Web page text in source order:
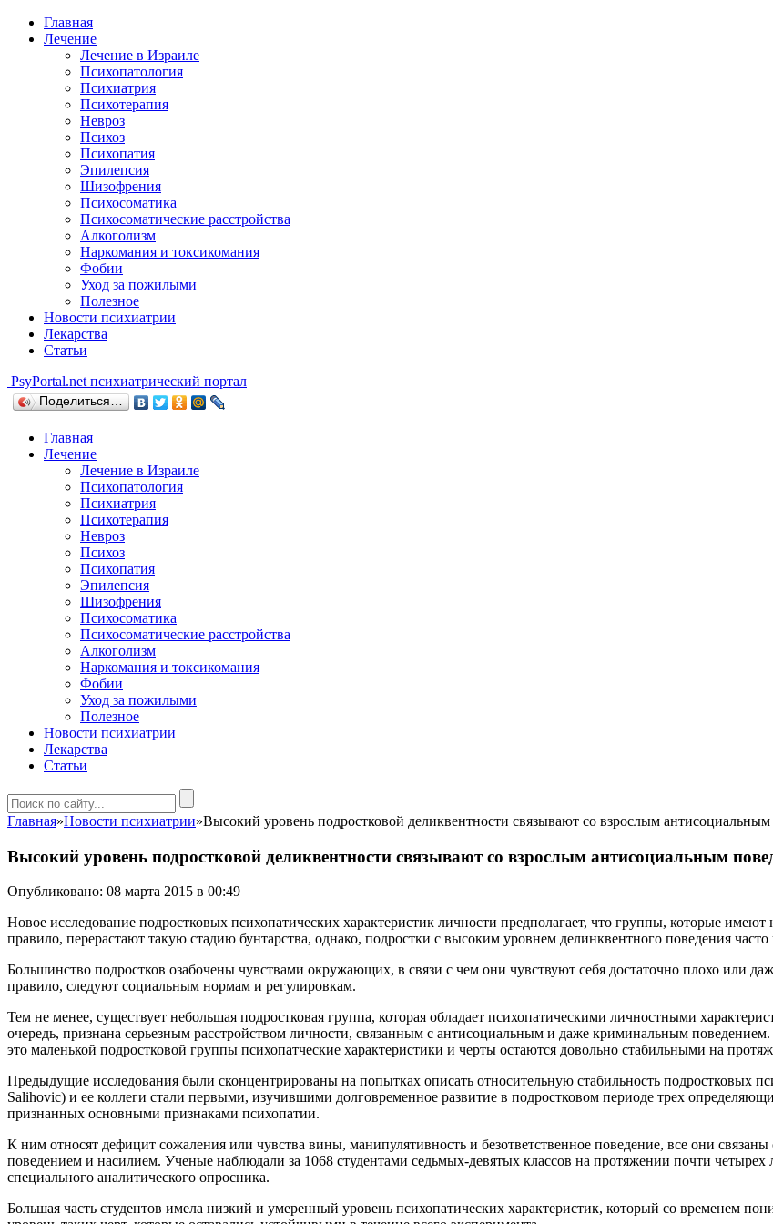
Главная
Лечение
Лечение в Израиле
Психопатология
Психиатрия
Психотерапия
Невроз
Психоз
Психопатия
Эпилепсия
Шизофрения
Психосоматика
Психосоматические расстройства
Алкоголизм
Наркомания и токсикомания
Фобии
Уход за пожилыми
Полезное
Новости психиатрии
Лекарства
Статьи
PsyPortal.net психиатрический портал
Поделиться…
Главная
Лечение
Лечение в Израиле
Психопатология
Психиатрия
Психотерапия
Невроз
Психоз
Психопатия
Эпилепсия
Шизофрения
Психосоматика
Психосоматические расстройства
Алкоголизм
Наркомания и токсикомания
Фобии
Уход за пожилыми
Полезное
Новости психиатрии
Лекарства
Статьи
Главная»Новости психиатрии»Высокий уровень подростковой деликвентности связывают со взрослым
Высокий уровень подростковой деликвентности связывают со взрослым антисоциальным
Опубликовано: 08 марта 2015 в 00:49
Новое исследование подростковых психопатических характеристик личности предполагает, что группы, которые
правило, перерастают такую стадию бунтарства, однако, подростки с высоким уровнем делинквентного поведения
Большинство подростков озабочены чувствами окружающих, в связи с чем они чувствуют себя достаточно плохо или
правило, следуют социальным нормам и регулировкам.
Тем не менее, существует небольшая подростковая группа, которая обладает психопатическими личностными
очередь, признана серьезным расстройством личности, связанным с антисоциальным и даже криминальным
это маленькой подростковой группы психопатческие характеристики и черты остаются довольно стабильными на
Предыдущие исследования были сконцентрированы на попытках описать относительную стабильность подростковых
Salihovic) и ее коллеги стали первыми, изучившими долговременное развитие в подростковом периоде трех
признанных основными признаками психопатии.
К ним относят дефицит сожаления или чувства вины, манипулятивность и безответственное поведение, все они
поведением и насилием. Ученые наблюдали за 1068 студентами седьмых-девятых классов на протяжении почти
специального аналитического опросника.
Большая часть студентов имела низкий и умеренный уровень психопатических характеристик, который со временем